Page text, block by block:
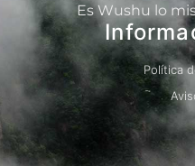
Es Wushu lo
Política